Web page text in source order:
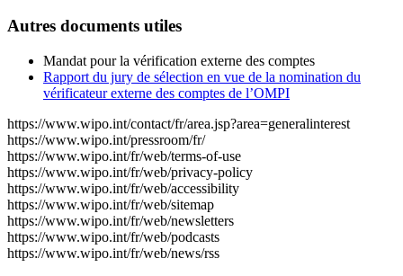
Autres documents utiles
Mandat pour la vérification externe des comptes
Rapport du jury de sélection en vue de la nomination du
vérificateur externe des comptes de l’OMPI
https://www.wipo.int/contact/fr/area.jsp?area=generalinterest
https://www.wipo.int/pressroom/fr/
https://www.wipo.int/fr/web/terms-of-use
https://www.wipo.int/fr/web/privacy-policy
https://www.wipo.int/fr/web/accessibility
https://www.wipo.int/fr/web/sitemap
https://www.wipo.int/fr/web/newsletters
https://www.wipo.int/fr/web/podcasts
https://www.wipo.int/fr/web/news/rss